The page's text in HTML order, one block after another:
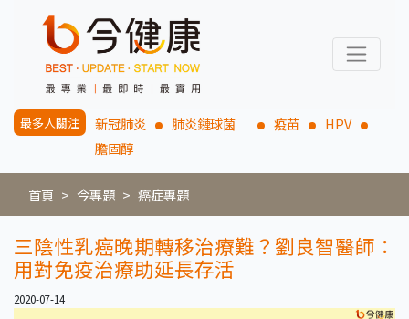
最多人關注 新冠肺炎 肺炎鏈球菌 疫苗
HPV
膽固醇
首頁 今專題 癌症專題
三陰性乳癌晚期轉移治療難？劉良智醫師：
用對免疫治療助延長存活
2020-07-14